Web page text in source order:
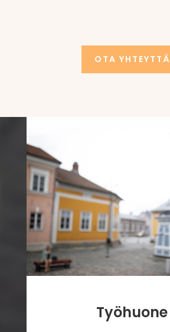
OTA YHTEYTTÄ
Työhuone